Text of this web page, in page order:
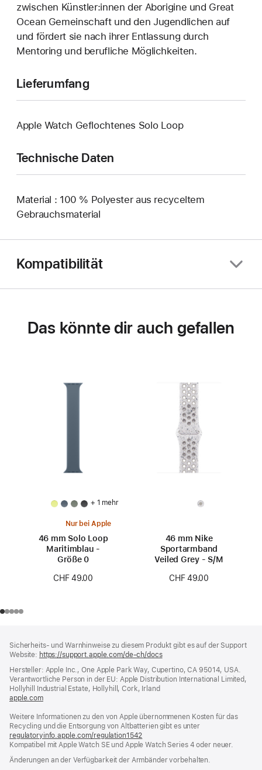
zwischen Künstler:innen der Aborigine und Great
Ocean Gemeinschaft und den Jugendlichen auf
und fördert sie nach ihrer Entlassung durch
Mentoring und berufliche Möglichkeiten.
Lieferumfang
Apple Watch Geflochtenes Solo Loop
Technische Daten
Material : 100 % Polyester aus recyceltem
Gebrauchsmaterial
Kompatibilität
Das könnte dir auch gefallen
+ 1 mehr
Nur bei Apple
46 mm Solo Loop
Maritimblau -
Größe 0
CHF 49.00
46 mm Nike
Sportarmband
Veiled Grey - S/M
CHF 49.00
Sicherheits- und Warnhinweise zu diesem Produkt gibt es auf der Support
Website: https://support.apple.com/de-ch/docs(öffnet
neues
Fenster)
Hersteller: Apple Inc., One Apple Park Way, Cupertino, CA 95014, USA.
Verantwortliche Person in der EU: Apple Distribution International Limited,
Hollyhill Industrial Estate, Hollyhill, Cork, Irland
apple.com(öffnet
neues
Fenster)
Weitere Informationen zu den von Apple übernommenen Kosten für das
Recycling und die Entsorgung von Altbatterien gibt es unter
regulatoryinfo.apple.com/regulation1542
ein
Fenster)
Kompatibel mit Apple Watch SE und Apple Watch Series 4 oder neuer.
Änderungen an der Verfügbarkeit der Armbänder vorbehalten.